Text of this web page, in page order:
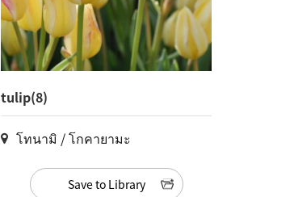
tulip(8)
โทนามิ / โกคายามะ
Save to Library